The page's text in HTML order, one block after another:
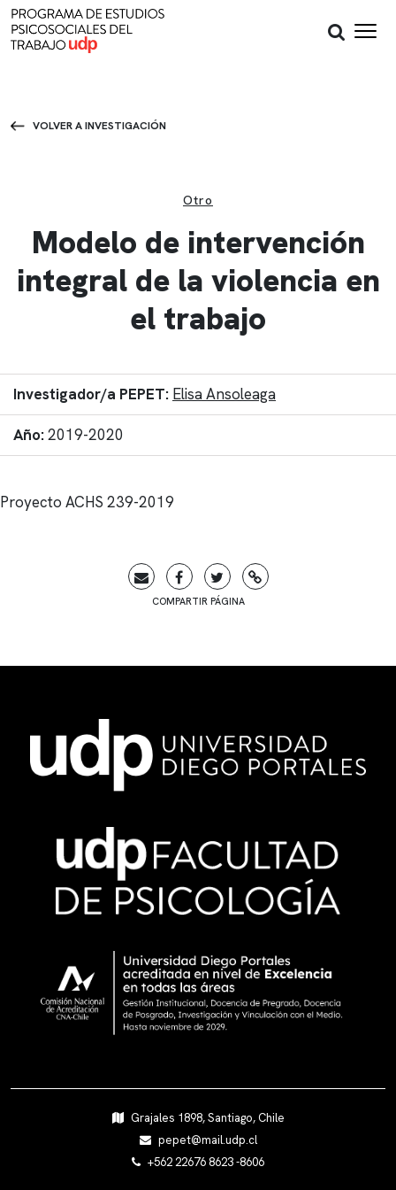
Encontrado en Páginas
Encontrado en Investigación
Encontrado en Publicaciones
Encontrado en Equipo
VOLVER A INVESTIGACIÓN
Otro
Modelo de intervención
integral de la violencia en
el trabajo
Investigador/a PEPET: Elisa Ansoleaga
Año:2019-2020
Proyecto ACHS 239-2019
COMPARTIR PÁGINA
Grajales 1898, Santiago, Chile
pepet@mail.udp.cl
+562 22676 8623 -8606